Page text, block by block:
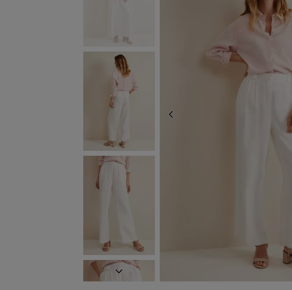
WEITER
ZURÜCK